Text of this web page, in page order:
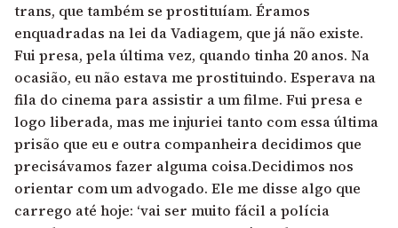
trans, que também se prostituíam. Éramos
enquadradas na lei da Vadiagem, que já não existe.
Fui presa, pela última vez, quando tinha 20 anos. Na
ocasião, eu não estava me prostituindo. Esperava na
fila do cinema para assistir a um filme. Fui presa e
logo liberada, mas me injuriei tanto com essa última
prisão que eu e outra companheira decidimos que
precisávamos fazer alguma coisa.Decidimos nos
orientar com um advogado. Ele me disse algo que
carrego até hoje: ‘vai ser muito fácil a polícia